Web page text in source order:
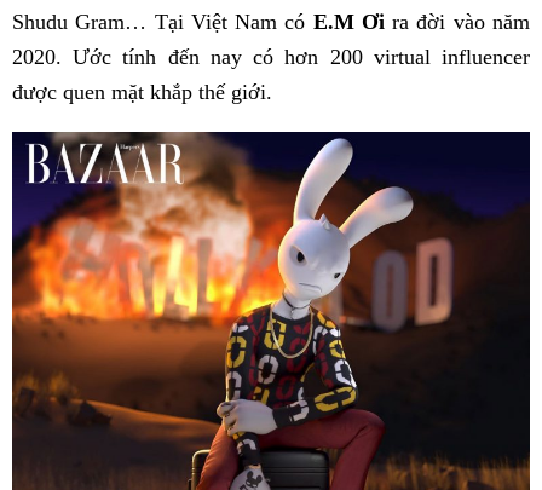
Shudu Gram… Tại Việt Nam có E.M Ơi ra đời vào năm
2020. Ước tính đến nay có hơn 200 virtual influencer
được quen mặt khắp thế giới.